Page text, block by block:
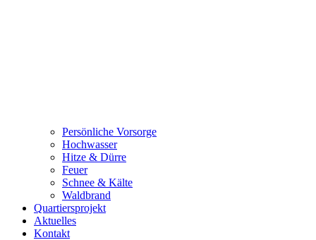
Persönliche Vorsorge
Hochwasser
Hitze & Dürre
Feuer
Schnee & Kälte
Waldbrand
Quartiersprojekt
Aktuelles
Kontakt